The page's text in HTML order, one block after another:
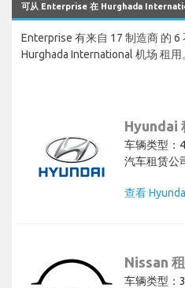
可从 Enterprise 在 Hurghada
Enterprise 有来自 17 制造商 的 6
Hurghada International 机场 租用
Hyundai
车辆类型：4
汽车租赁公
查看
Nissan
车辆类型：3